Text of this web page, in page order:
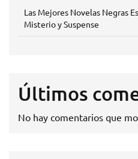
Las Mejores Novelas Negras
Misterio y Suspense
Últimos
No hay comentarios que